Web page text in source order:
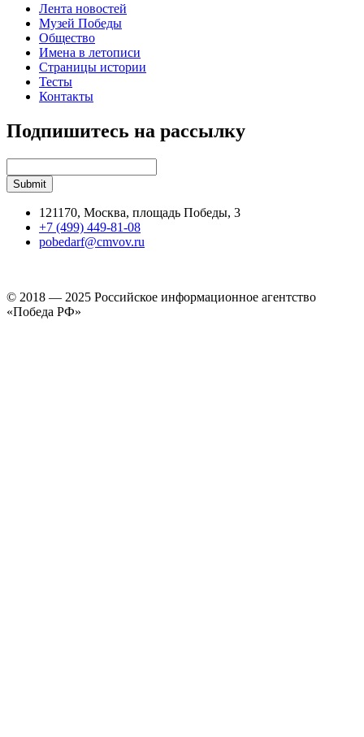
Лента новостей
Музей Победы
Общество
Имена в летописи
Страницы истории
Тесты
Контакты
Подпишитесь на рассылку
121170, Москва, площадь Победы, 3
+7 (499) 449-81-08
pobedarf@cmvov.ru
© 2018 — 2025 Российское информационное агентство
«Победа РФ»